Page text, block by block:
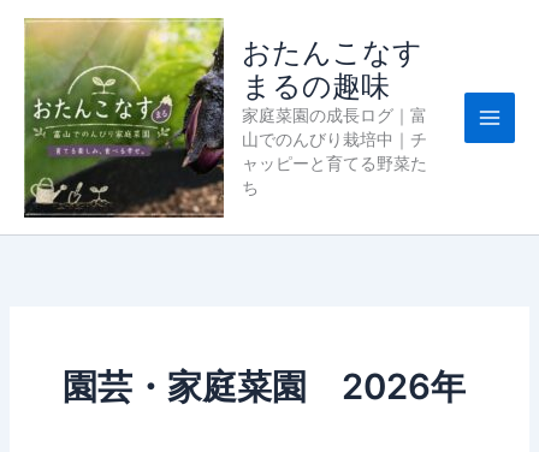
おたんこなす
まるの趣味
家庭菜園の成長ログ｜富
山でのんびり栽培中｜チ
ャッピーと育てる野菜た
ち
園芸・家庭菜園 2026年